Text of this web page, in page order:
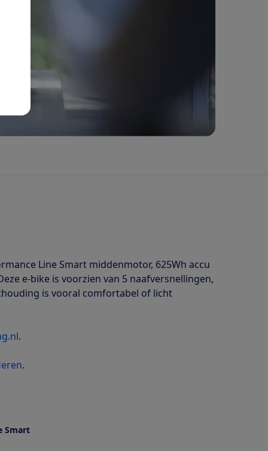
Line Smart middenmotor, 625Wh accu
e-bike is voorzien van 5 naafversnellingen,
is vooral comfortabel of licht
.
.
Smart